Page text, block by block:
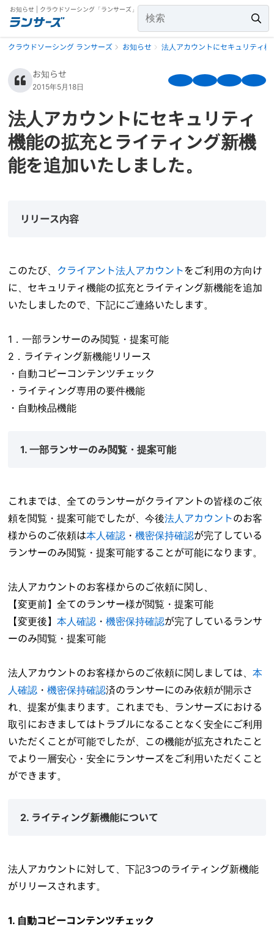
お知らせ | クラウドソーシング「ランサーズ」
クラウドソーシング ランサーズ お知らせ 法人アカウントにセキュリティ
お知らせ
2015年5月18日
法人アカウントにセキュリティ
機能の拡充とライティング新機
能を追加いたしました。
リリース内容
このたび、 クライアント法人アカウントをご利用の方向け
に、セキュリティ機能の拡充とライティング新機能を追加
いたしましたので、下記にご連絡いたします。
1．一部ランサーのみ閲覧・提案可能
2．ライティング新機能リリース
・自動コピーコンテンツチェック
・ライティング専用の要件機能
・自動検品機能
1. 一部ランサーのみ閲覧・提案可能
これまでは、全てのランサーがクライアントの皆様のご依
頼を閲覧・提案可能でしたが、今後法人アカウントのお客
様からのご依頼は本人確認 ・機密保持確認が完了している
ランサーのみ閲覧・提案可能することが可能になります。
法人アカウントのお客様からのご依頼に関し、
【変更前】全てのランサー様が閲覧・提案可能
【変更後】本人確認 ・機密保持確認が完了しているランサ
ーのみ閲覧・提案可能
法人アカウントのお客様からのご依頼に関しましては、本
人確認 ・機密保持確認済のランサーにのみ依頼が開示さ
れ、提案が集まります。これまでも、ランサーズにおける
取引におきましてはトラブルになることなく安全にご利用
いただくことが可能でしたが、この機能が拡充されたこと
でより一層安心・安全にランサーズをご利用いただくこと
ができます。
2. ライティング新機能について
法人アカウントに対して、下記3つのライティング新機能
がリリースされます。
1. 自動コピーコンテンツチェック